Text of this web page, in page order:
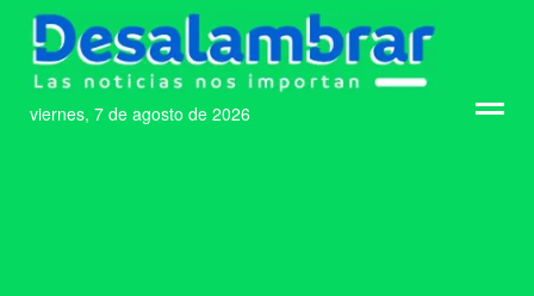
viernes, 7 de agosto de 2026